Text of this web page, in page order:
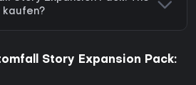
kaufen?
Story Expansion Pack: